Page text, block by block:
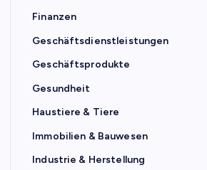
Finanzen
Geschäftsdienstleistungen
Geschäftsprodukte
Gesundheit
Haustiere & Tiere
Immobilien & Bauwesen
Industrie & Herstellung